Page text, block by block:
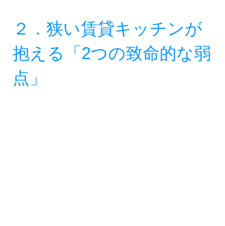
２．狭い賃貸キッチンが
抱える「2つの致命的な弱
点」